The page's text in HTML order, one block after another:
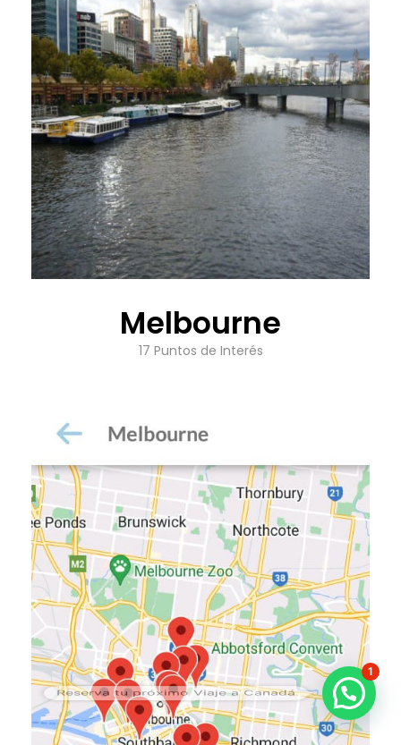
Melbourne
17 Puntos de Interés
Reserva tu próximo Viaje a Canadá
1